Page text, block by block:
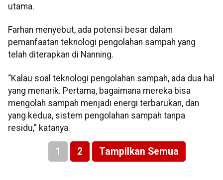
utama.
Farhan menyebut, ada potensi besar dalam
pemanfaatan teknologi pengolahan sampah yang
telah diterapkan di Nanning.
“Kalau soal teknologi pengolahan sampah, ada dua hal
yang menarik. Pertama, bagaimana mereka bisa
mengolah sampah menjadi energi terbarukan, dan
yang kedua, sistem pengolahan sampah tanpa
residu,” katanya.
1 2 Tampilkan Semua